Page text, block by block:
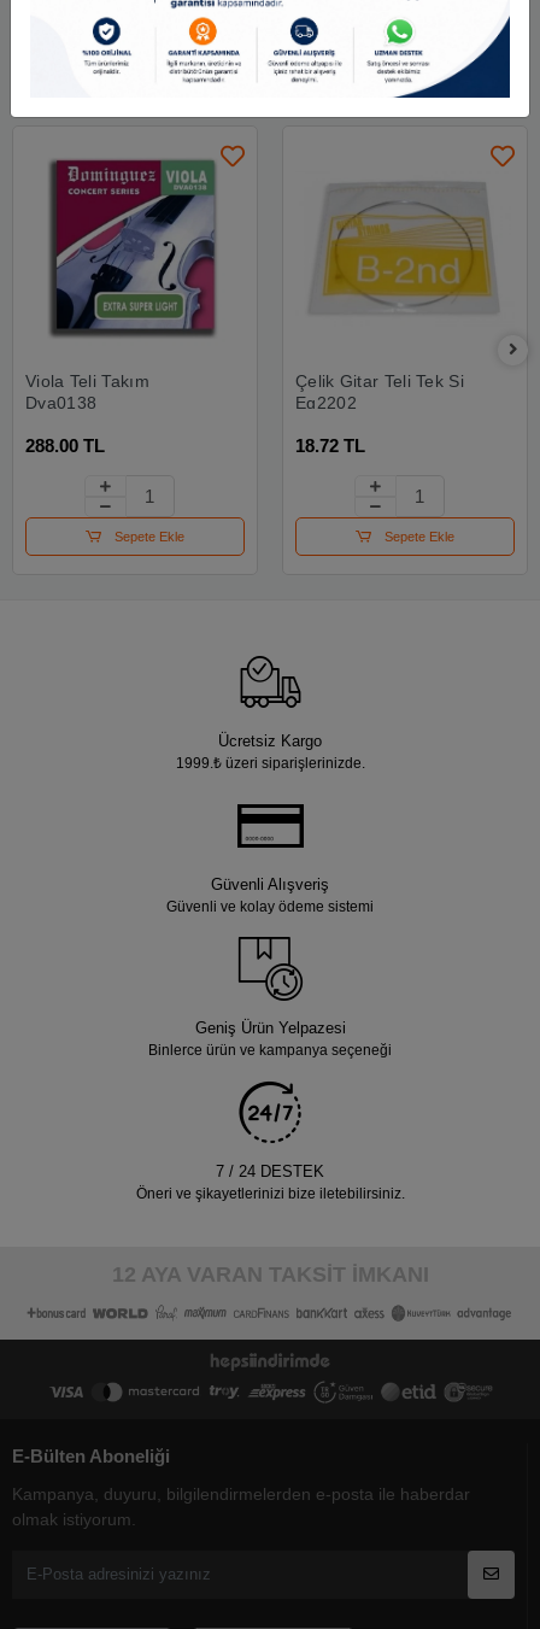
Benzer Ürünler
Viola Teli Takım
Dva0138
288.00 TL
Sepete Ekle
Çelik Gitar Teli Tek Si
Eg2202
18.72 TL
Sepete Ekle
Ücretsiz Kargo
1999.₺ üzeri siparişlerinizde.
Güvenli Alışveriş
Güvenli ve kolay ödeme sistemi
Geniş Ürün Yelpazesi
Binlerce ürün ve kampanya seçeneği
7 / 24 DESTEK
Öneri ve şikayetlerinizi bize iletebilirsiniz.
12 AYA VARAN TAKSİT İMKANI
E-Bülten Aboneliği
Kampanya, duyuru, bilgilendirmelerden e-posta ile haberdar
olmak istiyorum.